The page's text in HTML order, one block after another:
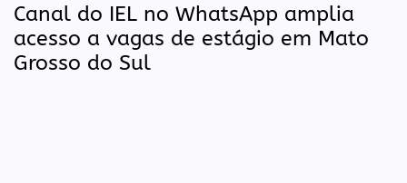
Canal do IEL no WhatsApp amplia
acesso a vagas de estágio em Mato
Grosso do Sul